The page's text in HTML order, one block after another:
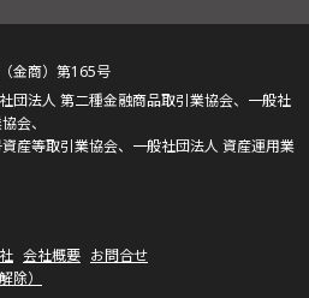
金商）第165号
団法人 第二種金融商品取引業協会、一般社
会、
産等取引業協会、一般社団法人 資産運用業
会社概要 お問合せ
除）